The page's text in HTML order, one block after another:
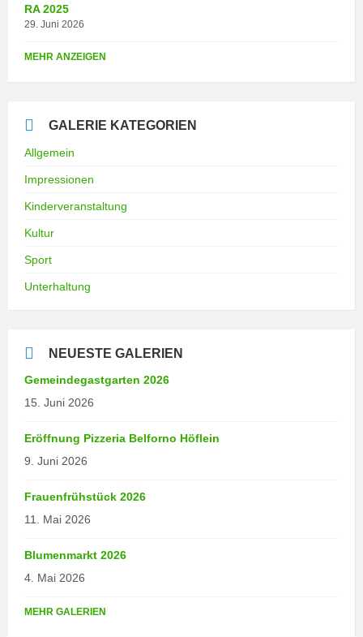
RA 2025
29. Juni 2026
MEHR ANZEIGEN
GALERIE KATEGORIEN
Allgemein
Impressionen
Kinderveranstaltung
Kultur
Sport
Unterhaltung
NEUESTE GALERIEN
Gemeindegastgarten 2026
15. Juni 2026
Eröffnung Pizzeria Belforno Höflein
9. Juni 2026
Frauenfrühstück 2026
11. Mai 2026
Blumenmarkt 2026
4. Mai 2026
MEHR GALERIEN